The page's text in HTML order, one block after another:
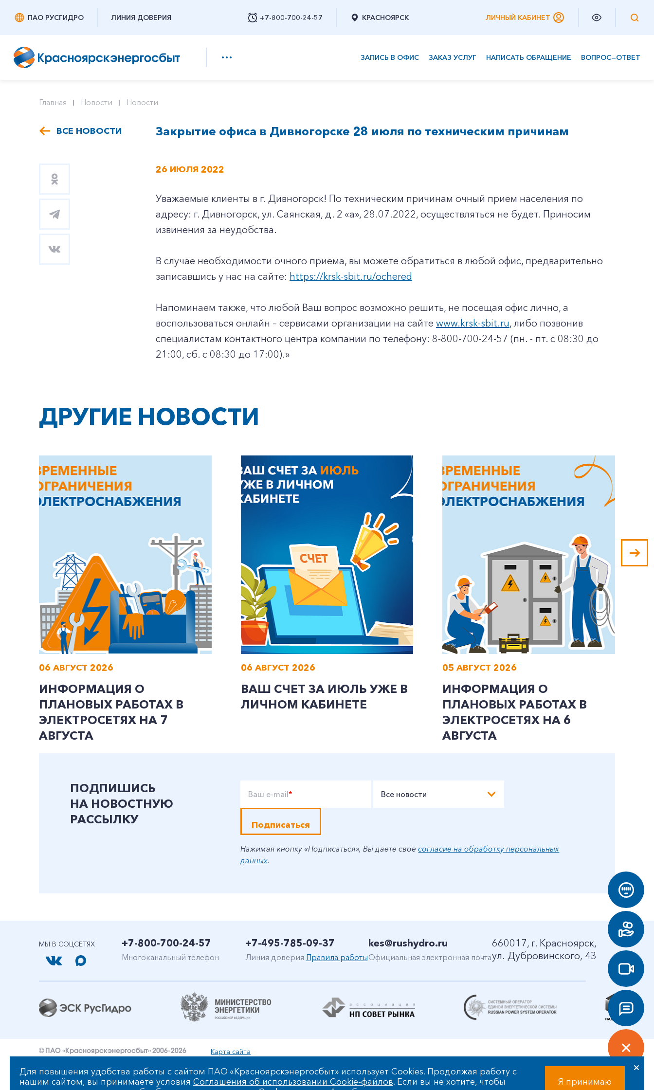
ПАО РУСГИДРО ЛИНИЯ ДОВЕРИЯ +7-800-700-24-57
Заказать обратный звонок
КРАСНОЯРСК ЛИЧНЫЙ КАБИНЕТ
ЗАПИСЬ В ОФИС ЗАКАЗ УСЛУГ НАПИСАТЬ ОБРАЩЕНИЕ ВОПРОС—ОТВЕТ
+7-800-700-24-57
Заказать обратный звонок
Частным клиентам
Корпоративным клиентам
Главная Новости Новости
ВСЕ НОВОСТИ Закрытие офиса в Дивногорске 28 июля по техническим причинам
26 ИЮЛЯ 2022
Уважаемые клиенты в г. Дивногорск! По техническим причинам очный прием населения по
адресу: г. Дивногорск, ул. Саянская, д. 2 «а», 28.07.2022, осуществляться не будет. Приносим
извинения за неудобства.
В случае необходимости очного приема, вы можете обратиться в любой офис, предварительно
записавшись у нас на сайте: https://krsk-sbit.ru/ochered
Напоминаем также, что любой Ваш вопрос возможно решить, не посещая офис лично, а
воспользоваться онлайн – сервисами организации на сайте www.krsk-sbit.ru, либо позвонив
специалистам контактного центра компании по телефону: 8-800-700-24-57 (пн. - пт. с 08:30 до
21:00, сб. с 08:30 до 17:00).»
ДРУГИЕ НОВОСТИ
06 АВГУСТ 2026
ИНФОРМАЦИЯ О
ПЛАНОВЫХ РАБОТАХ В
ЭЛЕКТРОСЕТЯХ НА 7
АВГУСТА
06 АВГУСТ 2026
ВАШ СЧЕТ ЗА ИЮЛЬ УЖЕ В
ЛИЧНОМ КАБИНЕТЕ
05 АВГУСТ 2026
ИНФОРМАЦИЯ О
ПЛАНОВЫХ РАБОТАХ В
ЭЛЕКТРОСЕТЯХ НА 6
АВГУСТА
ПОДПИШИСЬ
НА НОВОСТНУЮ
РАССЫЛКУ
Ваш e-mail* Все новости
Подписаться
Нажимая кнопку «Подписаться», Вы даете своесогласие на обработку персональных
данных.
МЫ В СОЦСЕТЯХ +7-800-700-24-57
Многоканальный телефон
+7-495-785-09-37
Линия доверия Правила работы
kes@rushydro.ru
Официальная электронная почта
660017, г. Красноярск,
ул. Дубровинского, 43
© ПАО «Красноярскэнергосбыт» 2006-2026
Карта сайта
Уведомление об ответственности и праве интеллектуальной собственности
Политика ПАО «Красноярскэнергосбыт» в отношении обработки персональных данных
Для повышения удобства работы с сайтом ПАО «Красноярскэнергосбыт» использует Cookies. Продолжая работу с
нашим сайтом, вы принимаете условия Соглашения об использовании Cookie-файлов. Если вы не хотите, чтобы
Я принимаю